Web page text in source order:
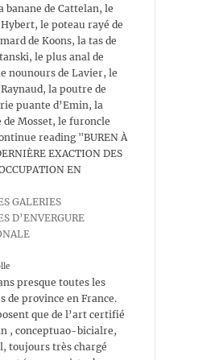
banane de Cattelan, le
le poteau rayé de
de Koons, la tas de
le plus anal de
nounours de Lavier, le
la poutre de
puante d’Emin, la
Mosset, le furoncle
reading "BUREN À
EXACTION DES
EN
GALERIES
D’ENVERGURE
presque toutes les
de province en France.
que de l’art certifié
, conceptuao-bicialre,
toujours très chargé